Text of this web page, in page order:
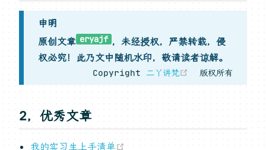
申明
原创文章 eryajf ，未经授权，严禁转载，侵
权必究！此乃文中随机水印，敬请读者谅解。
Copyright 二丫讲梵 (opens new
版权所有
2，优秀文章
我的实习生上手清单